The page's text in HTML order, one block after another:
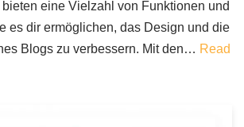
eine Vielzahl von Funktionen und
es dir ermöglichen, das Design und die
Blogs zu verbessern. Mit den… Read